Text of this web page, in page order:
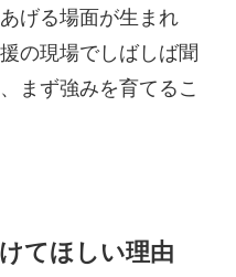
げる場面が生まれ
の現場でしばしば聞
まず強みを育てるこ
てほしい理由